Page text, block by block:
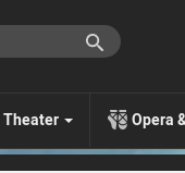
Theater Opera